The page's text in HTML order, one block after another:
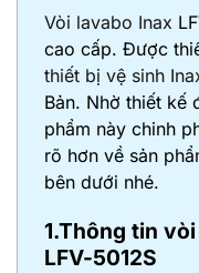
Vòi lavabo Inax
cao cấp. Được
thiết bị vệ sinh
Bản. Nhờ thiết kế
phẩm này chinh
rõ hơn về sản
bên dưới nhé.
1.Thông tin
LFV-5012S